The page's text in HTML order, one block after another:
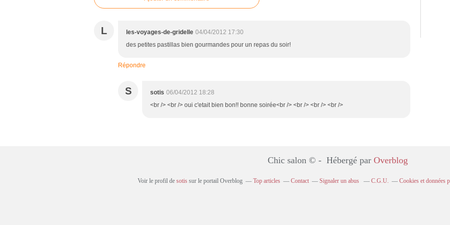
L les-voyages-de-gridelle 04/04/2012 17:30
des petites pastillas bien gourmandes pour un repas du soir!
Répondre
S sotis 06/04/2012 18:28
<br /> <br /> oui c'etait bien bon!! bonne soirée<br /> <br /> <br /> <br />
Chic salon © - Hébergé par Overblog
Voir le profil de sotis sur le portail Overblog Top articles Contact Signaler un abus C.G.U. Cookies et données